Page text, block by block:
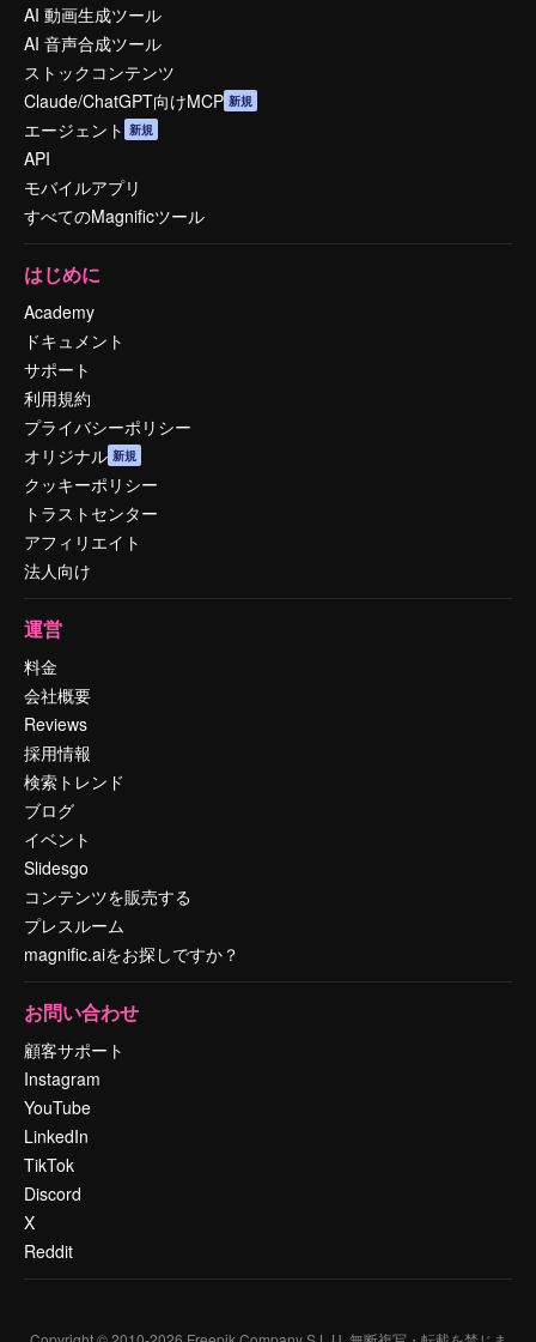
AI 動画生成ツール
AI 音声合成ツール
ストックコンテンツ
Claude/ChatGPT向けMCP 新規
エージェント 新規
API
モバイルアプリ
すべてのMagnificツール
はじめに
Academy
ドキュメント
サポート
利用規約
プライバシーポリシー
オリジナル 新規
クッキーポリシー
トラストセンター
アフィリエイト
法人向け
運営
料金
会社概要
Reviews
採用情報
検索トレンド
ブログ
イベント
Slidesgo
コンテンツを販売する
プレスルーム
magnific.aiをお探しですか？
お問い合わせ
顧客サポート
Instagram
YouTube
LinkedIn
TikTok
Discord
X
Reddit